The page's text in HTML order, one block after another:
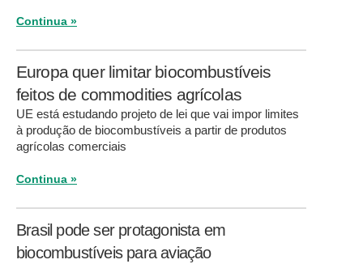
Continua »
Europa quer limitar biocombustíveis
feitos de commodities agrícolas
UE está estudando projeto de lei que vai impor limites
à produção de biocombustíveis a partir de produtos
agrícolas comerciais
Continua »
Brasil pode ser protagonista em
biocombustíveis para aviação